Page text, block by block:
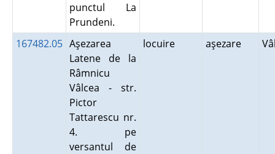
punctul La
Prundeni.
167482.05 Aşezarea
Latene de la
Râmnicu
Vâlcea - str.
Pictor
Tattarescu nr.
4. pe
versantul de
locuire aşezare